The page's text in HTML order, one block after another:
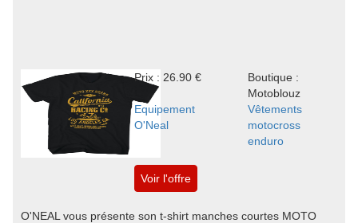
Prix : 26.90 €
Boutique :
Motoblouz
Equipement
O'Neal
Vêtements
motocross
enduro
Voir l'offre
O'NEAL vous présente son t-shirt manches courtes MOTO